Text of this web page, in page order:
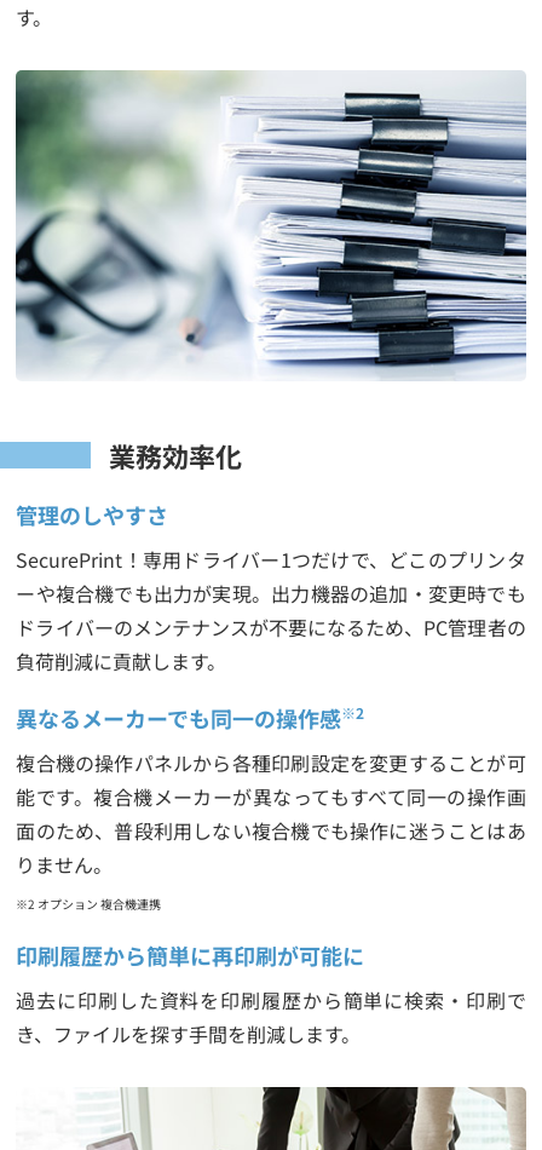
す。
業務効率化
管理のしやすさ
SecurePrint！専用ドライバー1つだけで、どこのプリンタ
ーや複合機でも出力が実現。出力機器の追加・変更時でも
ドライバーのメンテナンスが不要になるため、PC管理者の
負荷削減に貢献します。
異なるメーカーでも同一の操作感※2
複合機の操作パネルから各種印刷設定を変更することが可
能です。複合機メーカーが異なってもすべて同一の操作画
面のため、普段利用しない複合機でも操作に迷うことはあ
りません。
※2 オプション 複合機連携
印刷履歴から簡単に再印刷が可能に
過去に印刷した資料を印刷履歴から簡単に検索・印刷で
き、ファイルを探す手間を削減します。